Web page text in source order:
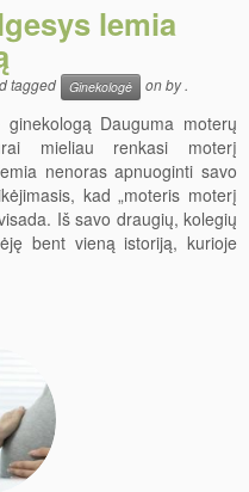
lemia
tagged Ginekologė onby.
Dauguma moterų
mieliau renkasi moterį
nenoras apnuoginti savo
kad „moteris moterį
Iš savo draugių, kolegių
bent vieną istoriją, kurioje